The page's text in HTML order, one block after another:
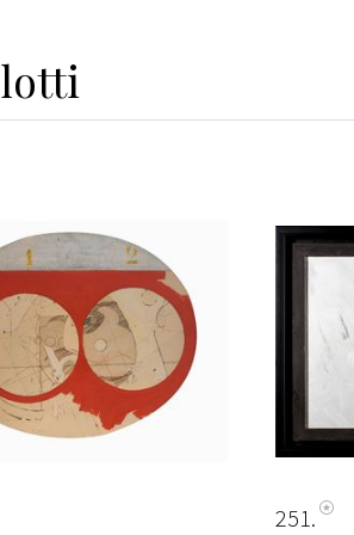
lotti
251